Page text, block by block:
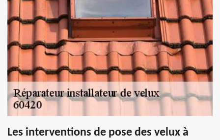
Les interventions de pose des velux à